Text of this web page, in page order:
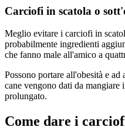
Carciofi in scatola o
Meglio evitare i carciofi in
probabilmente ingredienti
che fanno male all'amico a
Possono portare all'obesità e
cane vengono dati da
prolungato.
Come dare i